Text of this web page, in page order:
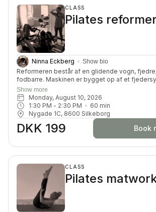
CLASS
Pilates reformer
Ninna Eckberg Show bio
Reformeren består af en glidende vogn,
fodbarre. Maskinen er bygget op af et
kan kan tilpasse belastningen. Du får en
træning, hvor du vil blive tilpas udfordret på din
smidighed, balance, koordination og
Show more
Monday, August 10, 2026
1:30 PM - 2:30 PM 60 min
Nygade 1C, 8600 Silkeborg
DKK 199 Book
CLASS
Pilates